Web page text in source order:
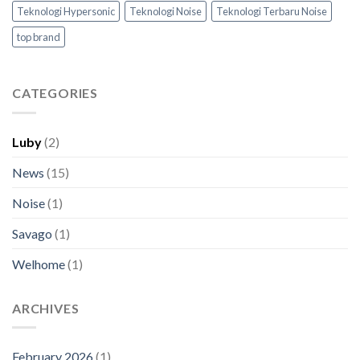
Teknologi Hypersonic Teknologi Noise
Teknologi Terbaru Noise
top brand
CATEGORIES
Luby(2)
News (15)
Noise(1)
Savago (1)
Welhome(1)
ARCHIVES
February 2026(1)